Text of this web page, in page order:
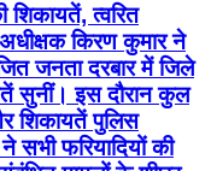
शिकायतें, त्वरित
अधीक्षक किरण कुमार ने
जनता दरबार में जिले
सुनीं। इस दौरान कुल
शिकायतें पुलिस
फरियादियों की